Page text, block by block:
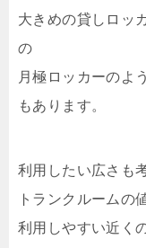
大きめの貸しロッ
の
月極ロッカーのよ
もあります。
利用したい広さも
トランクルームの
利用しやすい近く